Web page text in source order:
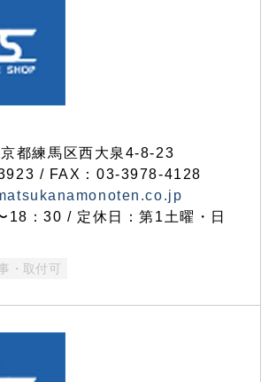
都練馬区西大泉4-8-23
/ FAX：03-3978-4128
18：30 / 定休日：第1土曜・日
・取付可